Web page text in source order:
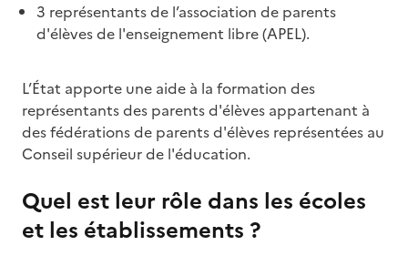
3 représentants de l’association de parents
d'élèves de l'enseignement libre (APEL).
L’État apporte une aide à la formation des
représentants des parents d'élèves appartenant à
des fédérations de parents d'élèves représentées au
Conseil supérieur de l'éducation.
Quel est leur rôle dans les écoles
et les établissements ?